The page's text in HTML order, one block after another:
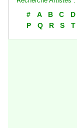
# A B C D
P
Q R S T